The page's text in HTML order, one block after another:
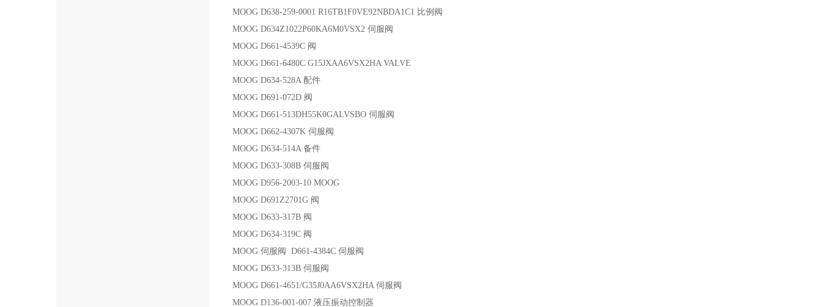
MOOG D638-259-0001 R16TB1F0VE92NBDA1C1 比例阀
MOOG D634Z1022P60KA6M0VSX2 伺服阀
MOOG D661-4539C 阀
MOOG D661-6480C G15JXAA6VSX2HA VALVE
MOOG D634-528A 配件
MOOG D691-072D 阀
MOOG D661-513DH55K0GALVSBO 伺服阀
MOOG D662-4307K 伺服阀
MOOG D634-514A 备件
MOOG D633-308B 伺服阀
MOOG D956-2003-10 MOOG
MOOG D691Z2701G 阀
MOOG D633-317B 阀
MOOG D634-319C 阀
MOOG 伺服阀 D661-4384C 伺服阀
MOOG D633-313B 伺服阀
MOOG D661-4651/G35J0AA6VSX2HA 伺服阀
MOOG D136-001-007 液压振动控制器